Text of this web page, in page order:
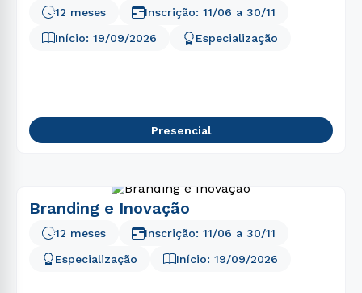
Início: 19/09/2026
12 meses
Especialização
Inscrição: 11/06 a 30/11
Presencial
Branding e Inovação
Especialização Início: 19/09/2026
12 meses Inscrição: 11/06 a 30/11